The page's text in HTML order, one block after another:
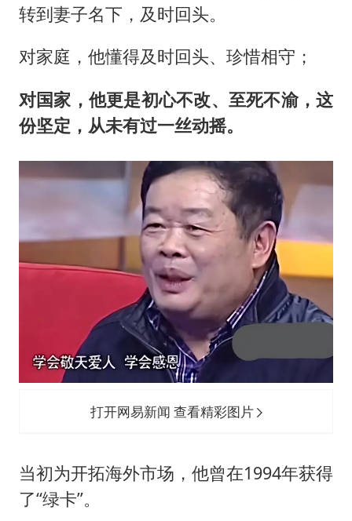
转到妻子名下，及时回头。
对家庭，他懂得及时回头、珍惜相守；
对国家，他更是初心不改、至死不渝，这
份坚定，从未有过一丝动摇。
打开网易新闻 查看精彩图片
当初为开拓海外市场，他曾在1994年获得
了“绿卡”。